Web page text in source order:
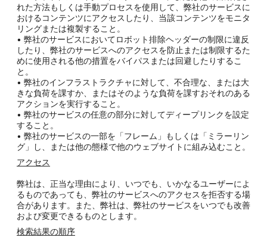
れた方法もしくは手動プロセスを使用して、弊社のサービスに
おけるコンテンツにアクセスしたり、当該コンテンツをモニタ
リングまたは複製すること。
• 弊社のサービスにおいてロボット排除ヘッダーの制限に違反
したり、弊社のサービスへのアクセスを防止または制限するた
めに使用される他の措置をバイパスまたは回避したりするこ
と。
• 弊社のインフラストラクチャに対して、不合理な、または大
きな負荷を課すか、またはそのような負荷を課すおそれのある
アクションを実行すること。
• 弊社のサービスの任意の部分に対してディープリンクを設定
すること。
• 弊社のサービスの一部を「フレーム」もしくは「ミラーリン
グ」し、または他の態様で他のウェブサイトに組み込むこと。
アクセス
弊社は、正当な理由により、いつでも、いかなるユーザーによ
るものであっても、弊社のサービスへのアクセスを拒否する場
合があります。また、弊社は、弊社のサービスをいつでも改善
および変更できるものとします。
検索結果の順序